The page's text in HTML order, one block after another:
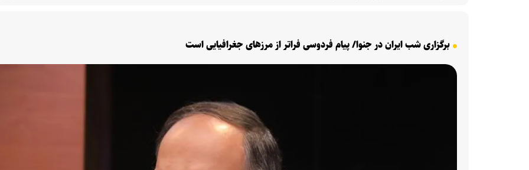
برگزاری شب ایران در جنوا/ پیام فردوسی فراتر از مرز‌های جغرافیایی است